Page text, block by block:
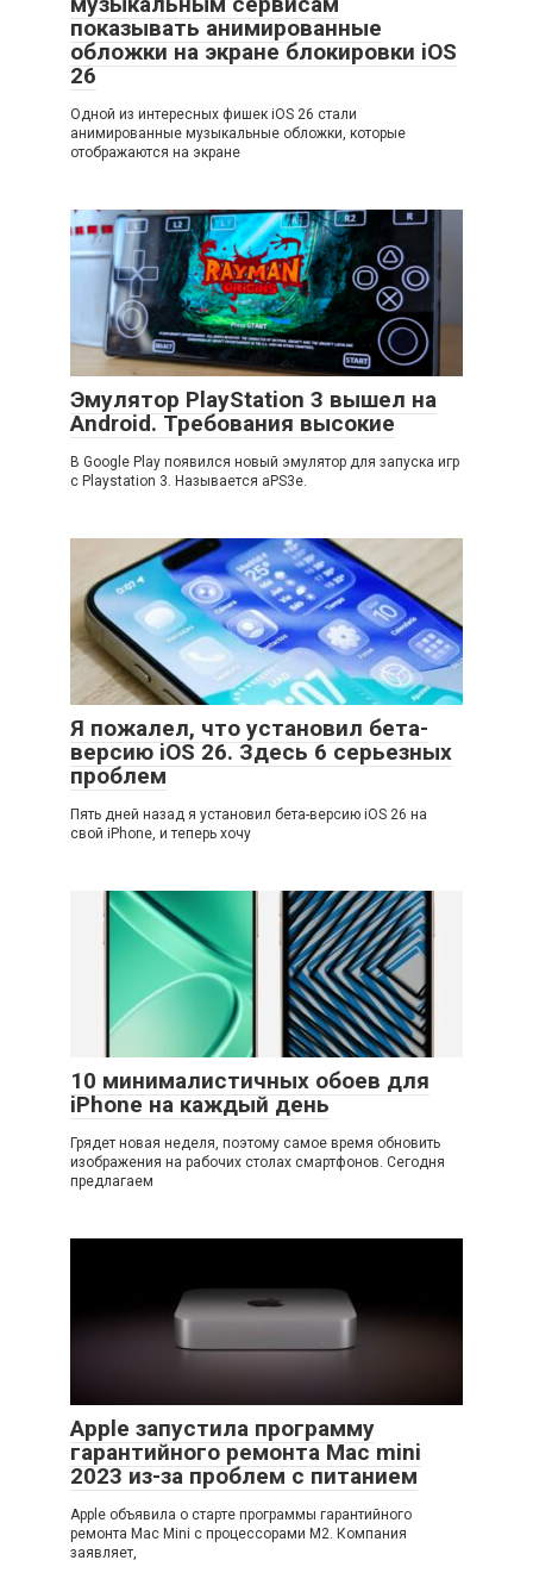
показывать анимированные
обложки на экране блокировки iOS
26
Одной из интересных фишек iOS 26 стали
анимированные музыкальные обложки, которые
отображаются на экране
Эмулятор PlayStation 3 вышел на
Android. Требования высокие
В Google Play появился новый эмулятор для запуска игр
с Playstation 3. Называется aPS3e.
Я пожалел, что установил бета-
версию iOS 26. Здесь 6 серьезных
проблем
Пять дней назад я установил бета-версию iOS 26 на
свой iPhone, и теперь хочу
10 минималистичных обоев для
iPhone на каждый день
Грядет новая неделя, поэтому самое время обновить
изображения на рабочих столах смартфонов. Сегодня
предлагаем
Apple запустила программу
гарантийного ремонта Mac mini
2023 из-за проблем с питанием
Apple объявила о старте программы гарантийного
ремонта Mac Mini с процессорами M2. Компания
заявляет,